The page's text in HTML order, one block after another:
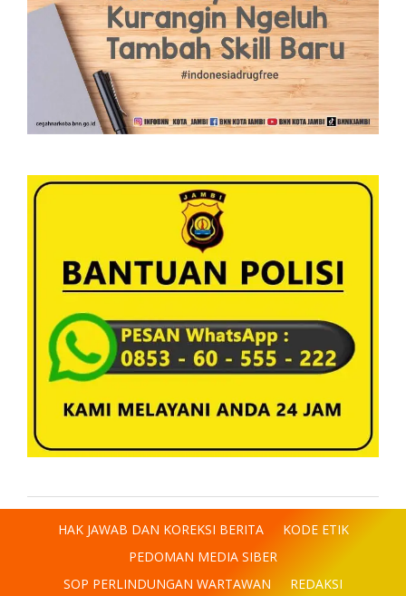
HAK JAWAB DAN KOREKSI BERITA
KODE ETIK
PEDOMAN MEDIA SIBER
SOP PERLINDUNGAN WARTAWAN
REDAKSI